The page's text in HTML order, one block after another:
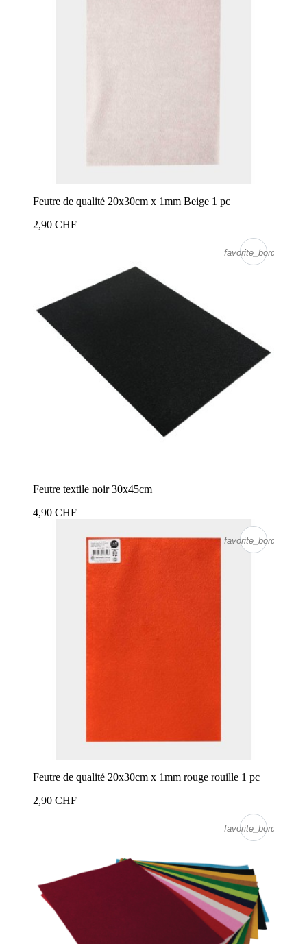
Feutre de qualité 20x30cm x 1mm Beige 1 pc
2,90 CHF
favorite_border
Feutre textile noir 30x45cm
4,90 CHF
favorite_border
Feutre de qualité 20x30cm x 1mm rouge rouille 1 pc
2,90 CHF
favorite_border